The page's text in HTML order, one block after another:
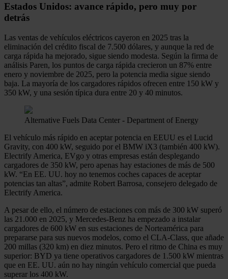
Estados Unidos: avance rápido, pero muy por
detrás
Las ventas de vehículos eléctricos cayeron en 2025 tras la
eliminación del crédito fiscal de 7.500 dólares, y aunque la red de
carga rápida ha mejorado, sigue siendo modesta. Según la firma de
análisis Paren, los puntos de carga rápida crecieron un 87% entre
enero y noviembre de 2025, pero la potencia media sigue siendo
baja. La mayoría de los cargadores rápidos ofrecen entre 150 kW y
350 kW, y una sesión típica dura entre 20 y 40 minutos.
Alternative Fuels Data Center - Department of Energy
El vehículo más rápido en aceptar potencia en EEUU es el Lucid
Gravity, con 400 kW, seguido por el BMW iX3 (también 400 kW).
Electrify America, EVgo y otras empresas están desplegando
cargadores de 350 kW, pero apenas hay estaciones de más de 500
kW. “En EE. UU. hoy no tenemos coches capaces de aceptar
potencias tan altas”, admite Robert Barrosa, consejero delegado de
Electrify America.
A pesar de ello, el número de estaciones con más de 300 kW superó
las 21.000 en 2025, y Mercedes-Benz ha empezado a instalar
cargadores de 600 kW en sus estaciones de Norteamérica para
prepararse para sus nuevos modelos, como el CLA-Class, que añade
200 millas (320 km) en diez minutos. Pero el ritmo de China es muy
superior: BYD ya tiene operativos cargadores de 1.500 kW mientras
que en EE. UU. aún no hay ningún vehículo comercial que pueda
superar los 400 kW.